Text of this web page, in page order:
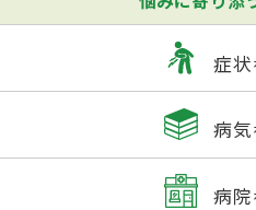
症状
病気
病院